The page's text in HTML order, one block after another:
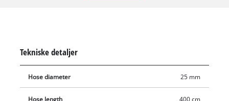
også en plastsugekurv med integrert tilbakeslagsventil. Mens
synker.
Tekniske detaljer
Hose diameter 25 mm
Hose length 400 cm